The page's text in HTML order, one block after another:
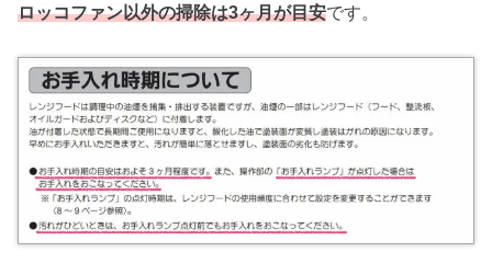
ロッコファン以外の掃除は3ヶ月が目安です。